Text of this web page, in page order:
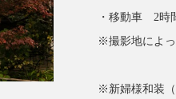
・移動車 2時
※撮影地によ
※新婦様和装（